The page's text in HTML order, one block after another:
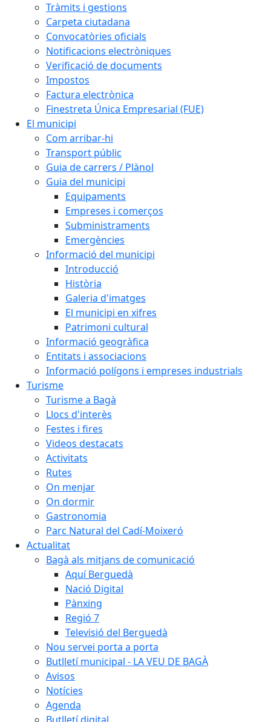
Tràmits i gestions
Carpeta ciutadana
Convocatòries oficials
Notificacions electròniques
Verificació de documents
Impostos
Factura electrònica
Finestreta Única Empresarial (FUE)
El municipi
Com arribar-hi
Transport públic
Guia de carrers / Plànol
Guia del municipi
Equipaments
Empreses i comerços
Subministraments
Emergències
Informació del municipi
Introducció
Història
Galeria d'imatges
El municipi en xifres
Patrimoni cultural
Informació geogràfica
Entitats i associacions
Informació polígons i empreses industrials
Turisme
Turisme a Bagà
Llocs d'interès
Festes i fires
Videos destacats
Activitats
Rutes
On menjar
On dormir
Gastronomia
Parc Natural del Cadí-Moixeró
Actualitat
Bagà als mitjans de comunicació
Aquí Berguedà
Nació Digital
Pànxing
Regió 7
Televisió del Berguedà
Nou servei porta a porta
Butlletí municipal - LA VEU DE BAGÀ
Avisos
Notícies
Agenda